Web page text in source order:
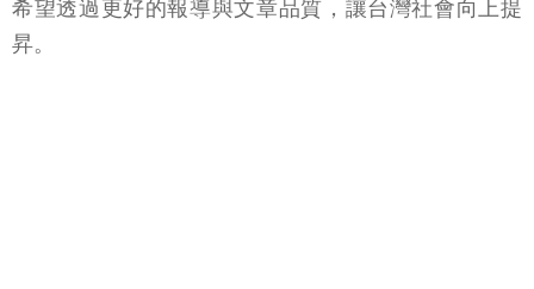
希望透過更好的報導與文章品質，讓台灣社會向上提
昇。